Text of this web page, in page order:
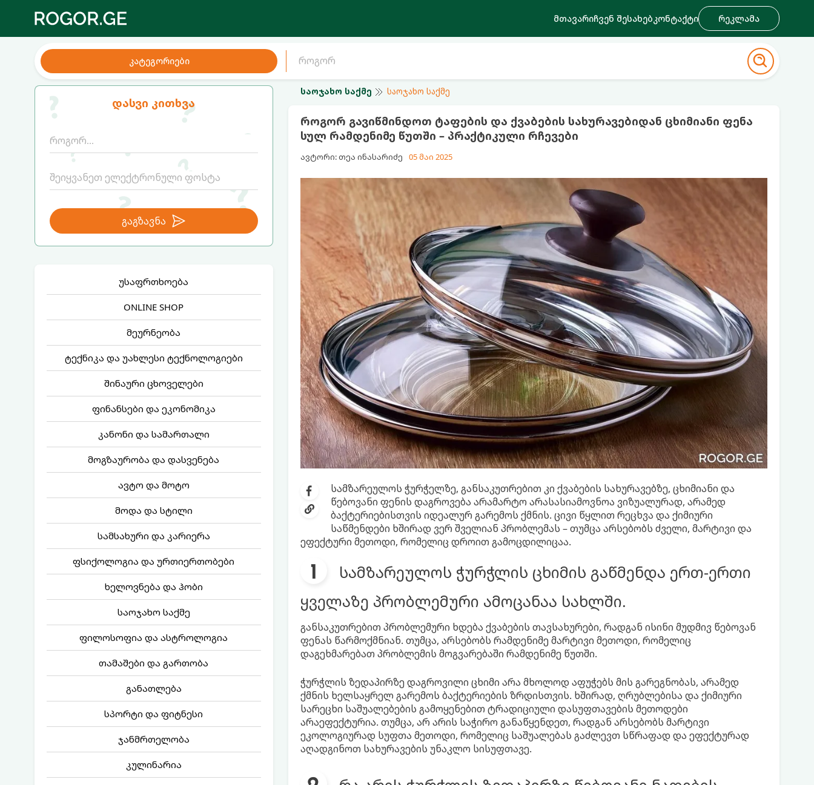
მთავარიჩვენ შესახებკონტაქტი რეკლამა
კატეგორიები
დასვი კითხვა
გაგზავნა
უსაფრთხოება
ONLINE SHOP
მეურნეობა
ტექნიკა და უახლესი ტექნოლოგიები
შინაური ცხოველები
ფინანსები და ეკონომიკა
კანონი და სამართალი
მოგზაურობა და დასვენება
ავტო და მოტო
მოდა და სტილი
სამსახური და კარიერა
ფსიქოლოგია და ურთიერთობები
ხელოვნება და ჰობი
საოჯახო საქმე
ფილოსოფია და ასტროლოგია
თამაშები და გართობა
განათლება
სპორტი და ფიტნესი
ჯანმრთელობა
კულინარია
საოჯახო საქმე საოჯახო საქმე
როგორ გავიწმინდოთ ტაფების და ქვაბების სახურავებიდან ცხიმიანი ფენა
სულ რამდენიმე წუთში – პრაქტიკული რჩევები
ავტორი: თეა ინასარიძე 05 მაი 2025
სამზარეულოს ჭურჭელზე, განსაკუთრებით კი ქვაბების სახურავებზე, ცხიმიანი და
წებოვანი ფენის დაგროვება არამარტო არასასიამოვნოა ვიზუალურად, არამედ
ბაქტერიებისთვის იდეალურ გარემოს ქმნის. ცივი წყლით რეცხვა და ქიმიური
საწმენდები ხშირად ვერ შველიან პრობლემას – თუმცა არსებობს ძველი, მარტივი და
ეფექტური მეთოდი, რომელიც დროით გამოცდილიცაა.
სამზარეულოს ჭურჭლის ცხიმის გაწმენდა ერთ-ერთი
ყველაზე პრობლემური ამოცანაა სახლში.
განსაკუთრებით პრობლემური ხდება ქვაბების თავსახურები, რადგან ისინი მუდმივ წებოვან
ფენას წარმოქმნიან. თუმცა, არსებობს რამდენიმე მარტივი მეთოდი, რომელიც
დაგეხმარებათ პრობლემის მოგვარებაში რამდენიმე წუთში.
ჭურჭლის ზედაპირზე დაგროვილი ცხიმი არა მხოლოდ აფუჭებს მის გარეგნობას, არამედ
ქმნის ხელსაყრელ გარემოს ბაქტერიების ზრდისთვის. ხშირად, ღრუბლებისა და ქიმიური
სარეცხი საშუალებების გამოყენებით ტრადიციული დასუფთავების მეთოდები
არაეფექტურია. თუმცა, არ არის საჭირო განაწყენდეთ, რადგან არსებობს მარტივი
ეკოლოგიურად სუფთა მეთოდი, რომელიც საშუალებას გაძლევთ სწრაფად და ეფექტურად
აღადგინოთ სახურავების უნაკლო სისუფთავე.